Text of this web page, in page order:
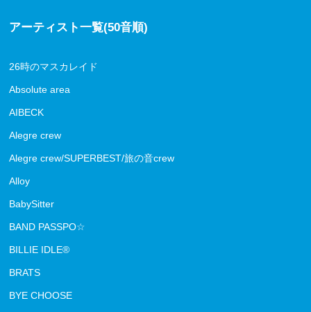
アーティスト一覧(50音順)
26時のマスカレイド
Absolute area
AIBECK
Alegre crew
Alegre crew/SUPERBEST/旅の音crew
Alloy
BabySitter
BAND PASSPO☆
BILLIE IDLE®
BRATS
BYE CHOOSE